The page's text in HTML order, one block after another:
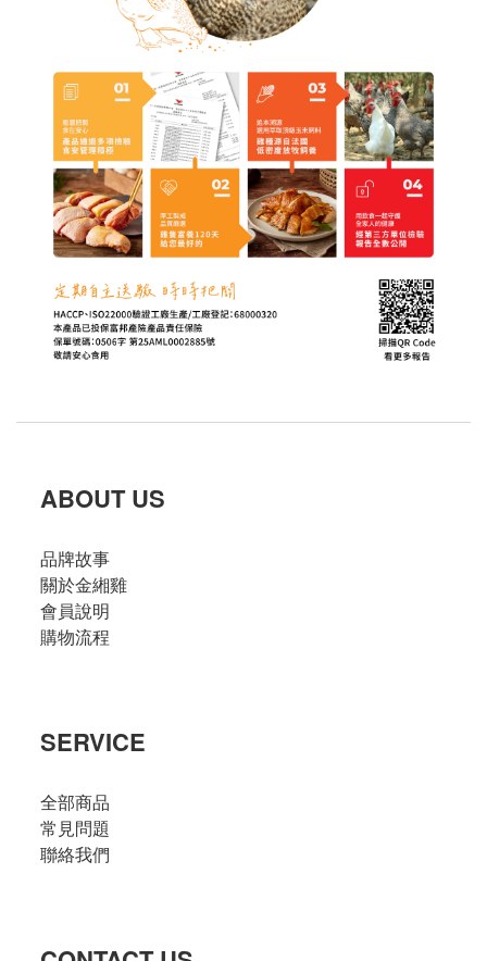
ABOUT US
品牌故事
關於金緗雞
會員說明
購物流程
SERVICE
全部商品
常見問題
聯絡我們